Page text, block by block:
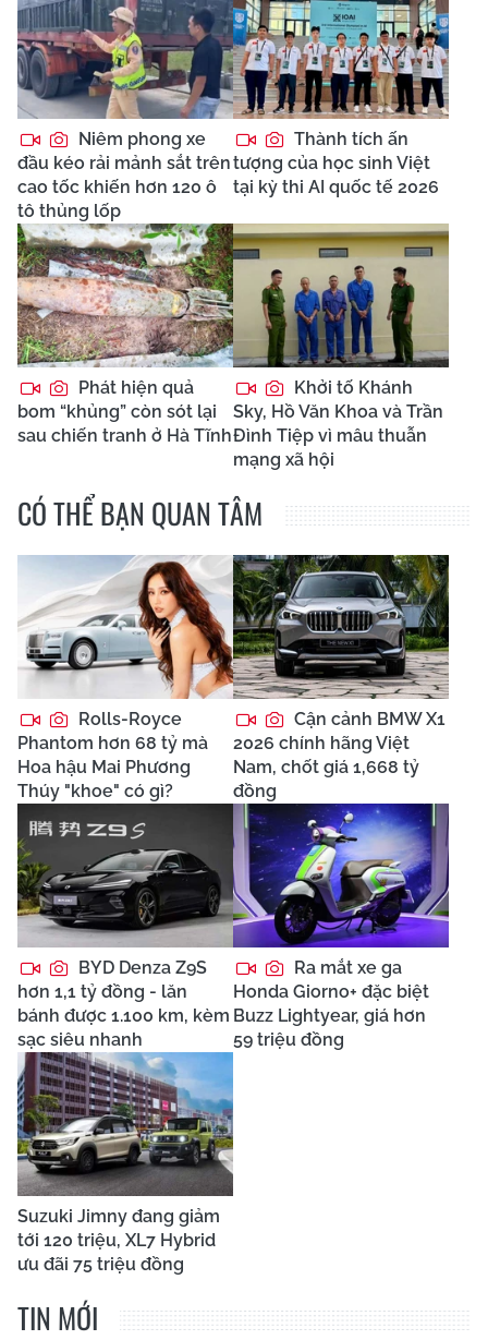
Niêm phong xe
đầu kéo rải mảnh sắt trên
cao tốc khiến hơn 120 ô
tô thủng lốp
Thành tích ấn
tượng của học sinh Việt
tại kỳ thi AI quốc tế 2026
Phát hiện quả
bom “khủng” còn sót lại
sau chiến tranh ở Hà Tĩnh
Khởi tố Khánh
Sky, Hồ Văn Khoa và Trần
Đình Tiệp vì mâu thuẫn
mạng xã hội
CÓ THỂ BẠN QUAN TÂM
Rolls-Royce
Phantom hơn 68 tỷ mà
Hoa hậu Mai Phương
Thúy "khoe" có gì?
Cận cảnh BMW X1
2026 chính hãng Việt
Nam, chốt giá 1,668 tỷ
đồng
BYD Denza Z9S
hơn 1,1 tỷ đồng - lăn
bánh được 1.100 km, kèm
sạc siêu nhanh
Ra mắt xe ga
Honda Giorno+ đặc biệt
Buzz Lightyear, giá hơn
59 triệu đồng
Suzuki Jimny đang giảm
tới 120 triệu, XL7 Hybrid
ưu đãi 75 triệu đồng
TIN MỚI